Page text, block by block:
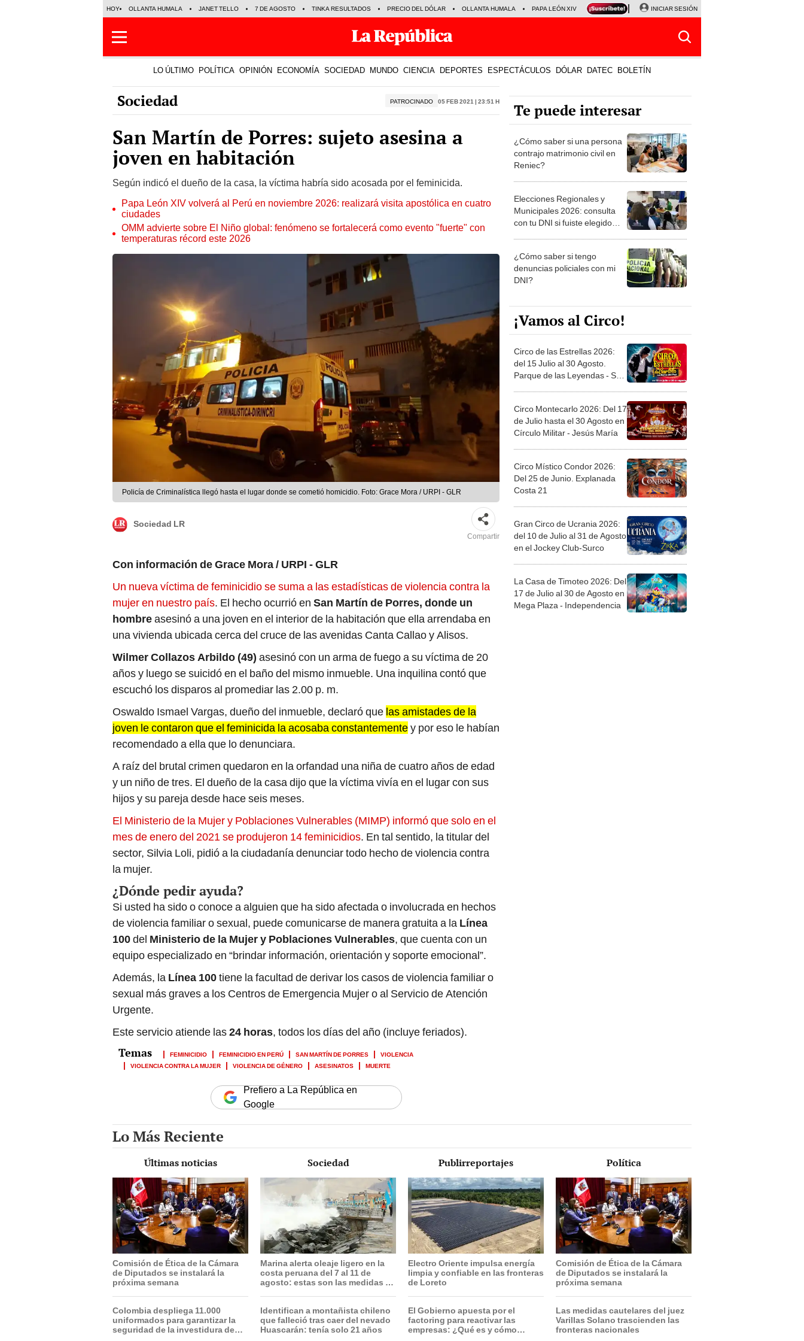
HOY OLLANTA HUMALA JANET TELLO 7 DE AGOSTO TINKA RESULTADOS PRECIO DEL DÓLAR OLLANTA HUMALA PAPA LEÓN XIV NALDY SALDAÑA LA BELLA LUZ
INICIAR SESIÓN
LO ÚLTIMO POLÍTICA OPINIÓN ECONOMÍA SOCIEDAD MUNDO CIENCIA DEPORTES ESPECTÁCULOS DÓLAR DATEC BOLETÍN
Sociedad PATROCINADO 05 Feb 2021 | 23:51 h
San Martín de Porres: sujeto asesina a
joven en habitación
Según indicó el dueño de la casa, la víctima habría sido acosada por el feminicida.
Papa León XIV volverá al Perú en noviembre 2026: realizará visita apostólica en cuatro
ciudades
OMM advierte sobre El Niño global: fenómeno se fortalecerá como evento "fuerte" con
temperaturas récord este 2026
Policía de Criminalística llegó hasta el lugar donde se cometió homicidio. Foto: Grace Mora / URPI - GLR
Sociedad LR
Compartir
Con información de Grace Mora / URPI - GLR
Un nueva víctima de feminicidio se suma a las estadísticas de violencia contra la
mujer en nuestro país. El hecho ocurrió en San Martín de Porres, donde un
hombreasesinó a una joven en el interior de la habitación que ella arrendaba en
una vivienda ubicada cerca del cruce de las avenidas Canta Callao y Alisos.
Wilmer Collazos Arbildo (49) asesinó con un arma de fuego a su víctima de 20
años y luego se suicidó en el baño del mismo inmueble. Una inquilina contó que
escuchó los disparos al promediar las 2.00 p. m.
Oswaldo Ismael Vargas, dueño del inmueble, declaró que las amistades de la
joven le contaron que el feminicida la acosaba constantementey por eso le habían
recomendado a ella que lo denunciara.
A raíz del brutal crimen quedaron en la orfandad una niña de cuatro años de edad
y un niño de tres. El dueño de la casa dijo que la víctima vivía en el lugar con sus
hijos y su pareja desde hace seis meses.
El Ministerio de la Mujer y Poblaciones Vulnerables (MIMP) informó que solo en el
mes de enero del 2021 se produjeron 14 feminicidios. En tal sentido, la titular del
sector, Silvia Loli, pidió a la ciudadanía denunciar todo hecho de violencia contra
la mujer.
¿Dónde pedir ayuda?
Si usted ha sido o conoce a alguien que ha sido afectada o involucrada en hechos
de violencia familiar o sexual, puede comunicarse de manera gratuita a la Línea
100del Ministerio de la Mujer y Poblaciones Vulnerables, que cuenta con un
equipo especializado en “brindar información, orientación y soporte emocional”.
Además, la Línea 100tiene la facultad de derivar los casos de violencia familiar o
sexual más graves a los Centros de Emergencia Mujer o al Servicio de Atención
Urgente.
Este servicio atiende las24 horas, todos los días del año (incluye feriados).
FEMINICIDIO FEMINICIDIO EN PERÚ SAN MARTÍN DE PORRES
VIOLENCIA
VIOLENCIA CONTRA LA MUJER
VIOLENCIA DE GÉNERO ASESINATOS MUERTE
Prefiero a La República en
Google
Te puede interesar
¿Cómo saber si una persona
contrajo matrimonio civil en
Reniec?
Elecciones Regionales y
Municipales 2026: consulta
con tu DNI si fuiste elegido
la ONPE
¿Cómo saber si tengo
denuncias policiales con mi
DNI?
¡Vamos al Circo!
Circo de las Estrellas 2026:
del 15 Julio al 30 Agosto.
Parque de las Leyendas - San
Circo Montecarlo 2026: Del 17
de Julio hasta el 30 Agosto en
Círculo Militar - Jesús María
Circo Místico Condor 2026:
Del 25 de Junio. Explanada
Costa 21
Gran Circo de Ucrania 2026:
del 10 de Julio al 31 de Agosto
en el Jockey Club-Surco
La Casa de Timoteo 2026: Del
17 de Julio al 30 de Agosto en
Mega Plaza - Independencia
Lo Más Reciente
Últimas noticias
Comisión de Ética de la Cámara
de Diputados se instalará la
próxima semana
Colombia despliega 11.000
uniformados para garantizar la
seguridad de la investidura de
Sociedad
Marina alerta oleaje ligero en la
costa peruana del 7 al 11 de
agosto: estas son las medidas de
Identifican a montañista chileno
que falleció tras caer del nevado
Huascarán: tenía solo 21 años
Publirreportajes
Electro Oriente impulsa energía
limpia y confiable en las fronteras
de Loreto
El Gobierno apuesta por el
factoring para reactivar las
empresas: ¿Qué es y cómo
Política
Comisión de Ética de la Cámara
de Diputados se instalará la
próxima semana
Las medidas cautelares del juez
Varillas Solano trascienden las
fronteras nacionales